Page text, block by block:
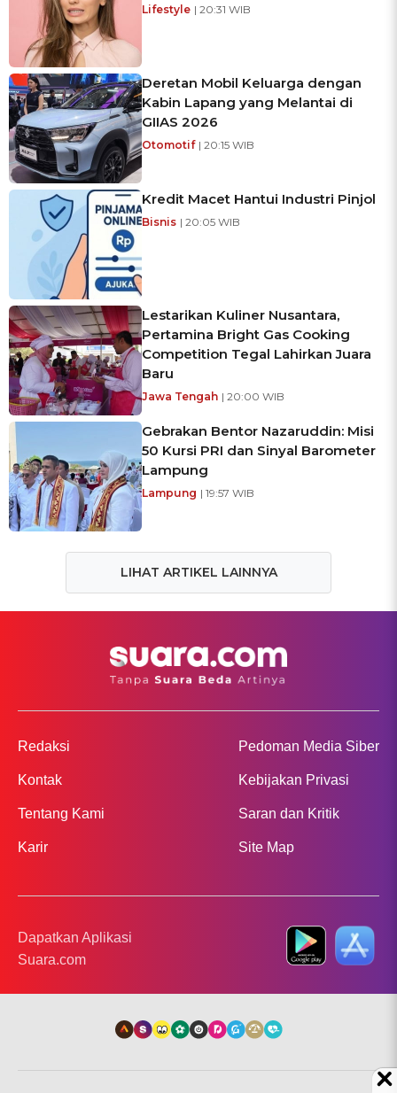
Lifestyle | 20:31 WIB
Deretan Mobil Keluarga dengan
Kabin Lapang yang Melantai di
GIIAS 2026
Otomotif | 20:15 WIB
Kredit Macet Hantui Industri Pinjol
Bisnis | 20:05 WIB
Lestarikan Kuliner Nusantara,
Pertamina Bright Gas Cooking
Competition Tegal Lahirkan Juara
Baru
Jawa Tengah | 20:00 WIB
Gebrakan Bentor Nazaruddin: Misi
50 Kursi PRI dan Sinyal Barometer
Lampung
Lampung | 19:57 WIB
LIHAT ARTIKEL LAINNYA
Redaksi
Kontak
Tentang Kami
Karir
Pedoman Media Siber
Kebijakan Privasi
Saran dan Kritik
Site Map
Dapatkan Aplikasi
Suara.com